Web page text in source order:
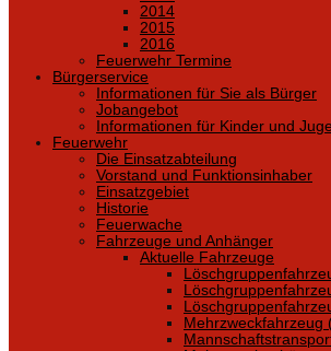
2014
2015
2016
Feuerwehr Termine
Bürgerservice
Informationen für Sie als Bürger
Jobangebot
Informationen für Kinder und
Feuerwehr
Die Einsatzabteilung
Vorstand und Funktionsinhaber
Einsatzgebiet
Historie
Feuerwache
Fahrzeuge und Anhänger
Aktuelle Fahrzeuge
Mehrzweckfahrzeug